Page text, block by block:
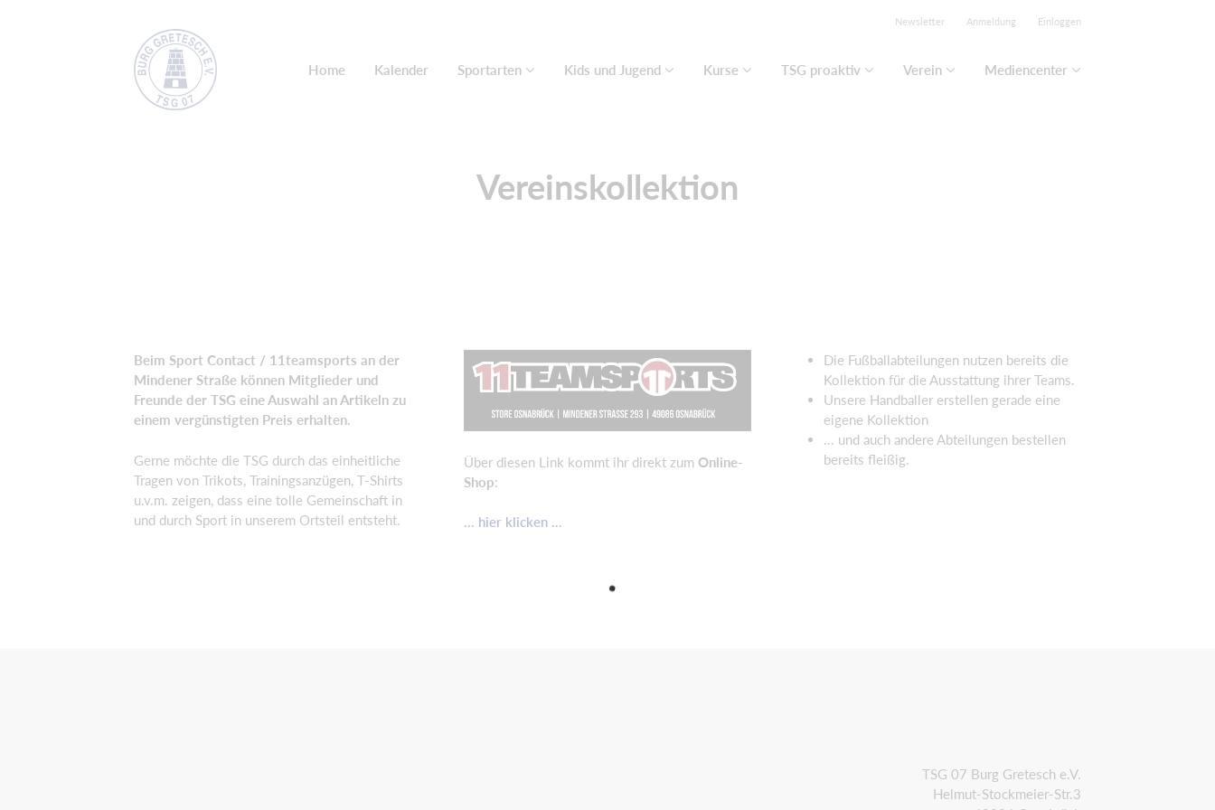
Newsletter Anmeldung Einloggen
Home Kalender Sportarten Kids und Jugend Kurse TSG proaktiv Verein Mediencenter
Vereinskollektion
Beim Sport Contact / 11teamsports an der
Mindener Straße können Mitglieder und
Freunde der TSG eine Auswahl an Artikeln zu
einem vergünstigten Preis erhalten.
Gerne möchte die TSG durch das einheitliche
Tragen von Trikots, Trainingsanzügen, T-Shirts
u.v.m. zeigen, dass eine tolle Gemeinschaft in
und durch Sport in unserem Ortsteil entsteht.
Über diesen Link kommt ihr direkt zumOnline-
Shop:
... hier klicken ...
Die Fußballabteilungen nutzen bereits die
Kollektion für die Ausstattung ihrer Teams.
Unsere Handballer erstellen gerade eine
eigene Kollektion
... und auch andere Abteilungen bestellen
bereits fleißig.
TSG 07 Burg Gretesch e.V.
Helmut-Stockmeier-Str.3